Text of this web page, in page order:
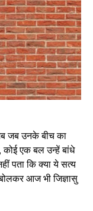
जब उनके बीच का
एक बल उन्हें बांधे
पता कि क्या ये सत्य
आज भी जिज्ञासु